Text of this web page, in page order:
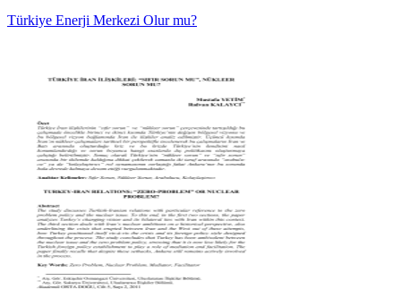
Türkiye Enerji Merkezi Olur mu?